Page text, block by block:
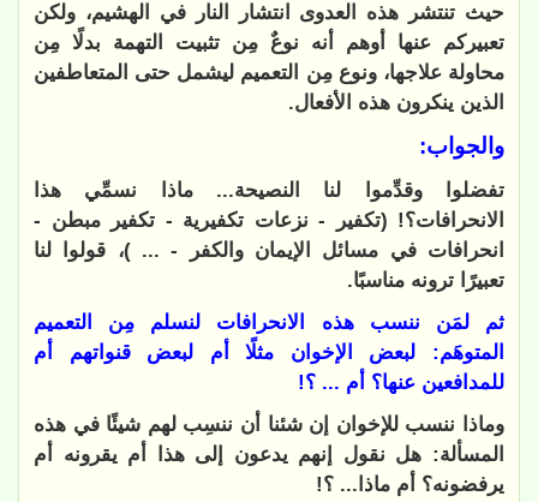
حيث تنتشر هذه العدوى انتشار النار في الهشيم، ولكن
تعبيركم عنها أوهم أنه نوعٌ مِن تثبيت التهمة بدلًا مِن
محاولة علاجها، ونوع مِن التعميم ليشمل حتى المتعاطفين
الذين ينكرون هذه الأفعال.
والجواب:
تفضلوا وقدِّموا لنا النصيحة... ماذا نسمِّي هذا
الانحرافات؟! (تكفير - نزعات تكفيرية - تكفير مبطن -
انحرافات في مسائل الإيمان والكفر - ... )، قولوا لنا
تعبيرًا ترونه مناسبًا.
ثم لمَن ننسب هذه الانحرافات لنسلم مِن التعميم
المتوهَم: لبعض الإخوان مثلًا أم لبعض قنواتهم أم
للمدافعين عنها؟ أم ... ؟!
وماذا ننسب للإخوان إن شئنا أن ننسِب لهم شيئًا في هذه
المسألة: هل نقول إنهم يدعون إلى هذا أم يقرونه أم
يرفضونه؟ أم ماذا... ؟!